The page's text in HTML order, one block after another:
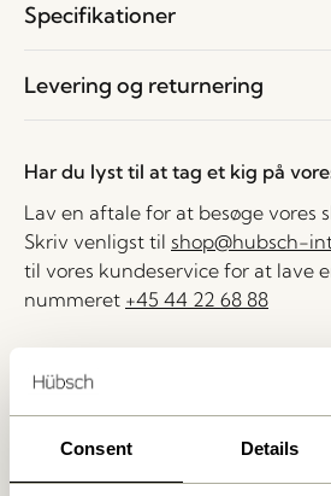
Consent Details
Specifikationer
Levering og returnering
Har du lyst til at tag et kig på
Lav en aftale for at besøge vores
Skriv venligst til shop@hubsch-
til vores kundeservice for at lave
nummeret +45 44 22 68 88
Levering indenfor 1-4 hverdage